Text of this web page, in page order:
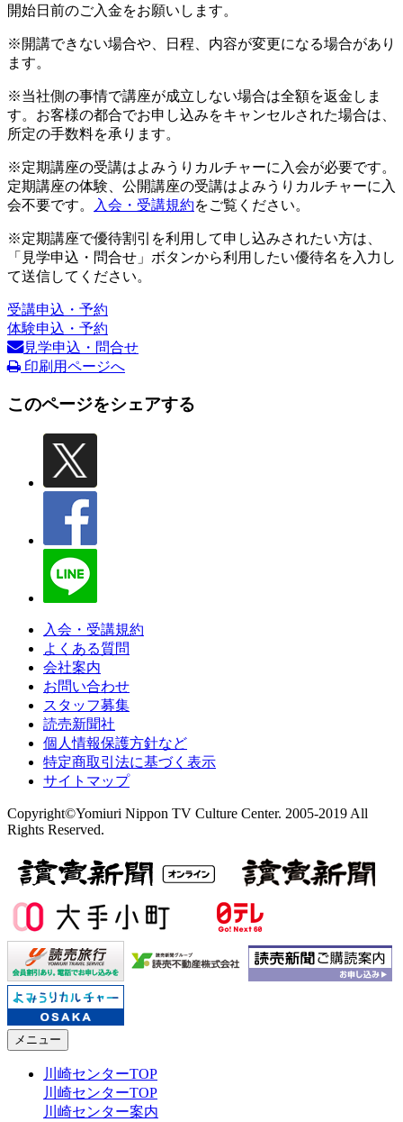
開始日前のご入金をお願いします。
※開講できない場合や、日程、内容が変更になる場合があり
ます。
※当社側の事情で講座が成立しない場合は全額を返金しま
す。お客様の都合でお申し込みをキャンセルされた場合は、
所定の手数料を承ります。
※定期講座の受講はよみうりカルチャーに入会が必要です。
定期講座の体験、公開講座の受講はよみうりカルチャーに入
会不要です。
入会・受講規約をご覧ください。
※定期講座で優待割引を利用して申し込みされたい方は、
「見学申込・問合せ」ボタンから利用したい優待名を入力し
て送信してください。
受講申込・予約
体験申込・予約
見学申込・問合せ
印刷用ページへ
このページをシェアする
入会・受講規約
よくある質問
会社案内
お問い合わせ
スタッフ募集
読売新聞社
個人情報保護方針など
特定商取引法に基づく表示
サイトマップ
Copyright©Yomiuri Nippon TV Culture Center. 2005-2019 All
Rights Reserved.
メニュー
川崎センターTOP
川崎センターTOP
川崎センター案内